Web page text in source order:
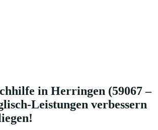
in Herringen (59067 –
Leistungen verbessern